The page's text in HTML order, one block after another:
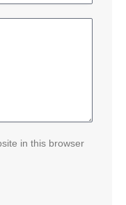
in this browser